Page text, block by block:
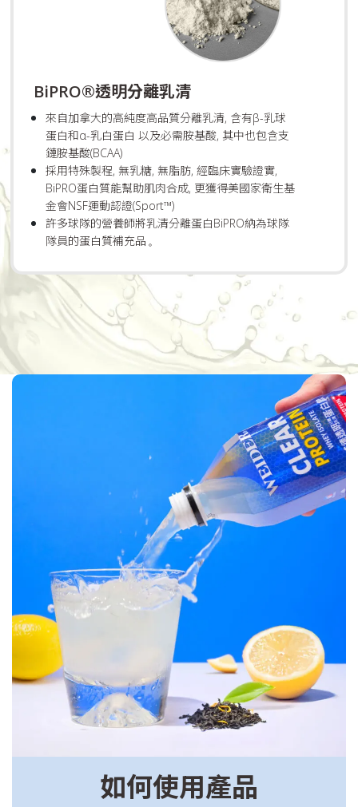
BiPRO®透明分離乳清
來自加拿大的高純度高品質分離乳清, 含有β-乳球
蛋白和α-乳白蛋白 以及必需胺基酸, 其中也包含支
鏈胺基酸(BCAA)
採用特殊製程, 無乳糖, 無脂肪, 經臨床實驗證實,
BiPRO蛋白質能幫助肌肉合成, 更獲得美國家衛生基
金會NSF運動認證(Sport™)
許多球隊的營養師將乳清分離蛋白BiPRO納為球隊
隊員的蛋白質補充品 ｡
如何使用產品